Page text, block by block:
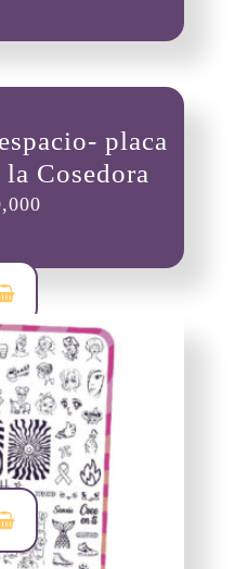
placa
Cosedora